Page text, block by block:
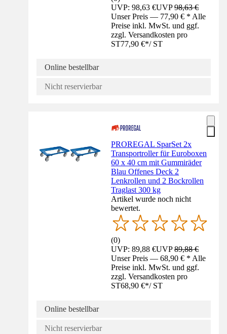
UVP: 98,63 €UVP98,63 €
Unser Preis — 77,90 € * Alle
Preise inkl. MwSt. und ggf.
zzgl. Versandkosten pro
ST77,90 €*/ ST
Online bestellbar
Nicht reservierbar
PROREGAL SparSet 2x
Transportroller für Euroboxen
60 x 40 cm mit Gummiräder
Blau Offenes Deck 2
Lenkrollen und 2 Bockrollen
Traglast 300 kg
Artikel wurde noch nicht
bewertet.
(0)
UVP: 89,88 €UVP89,88 €
Unser Preis — 68,90 € * Alle
Preise inkl. MwSt. und ggf.
zzgl. Versandkosten pro
ST68,90 €*/ ST
Online bestellbar
Nicht reservierbar